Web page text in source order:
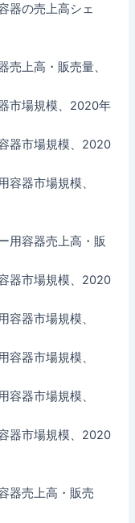
の売上高シェ
上高・販売量、
市場規模、2020年
器市場規模、2020
器市場規模、
容器売上高・販
器市場規模、2020
器市場規模、
器市場規模、
器市場規模、
器市場規模、2020
売上高・販売